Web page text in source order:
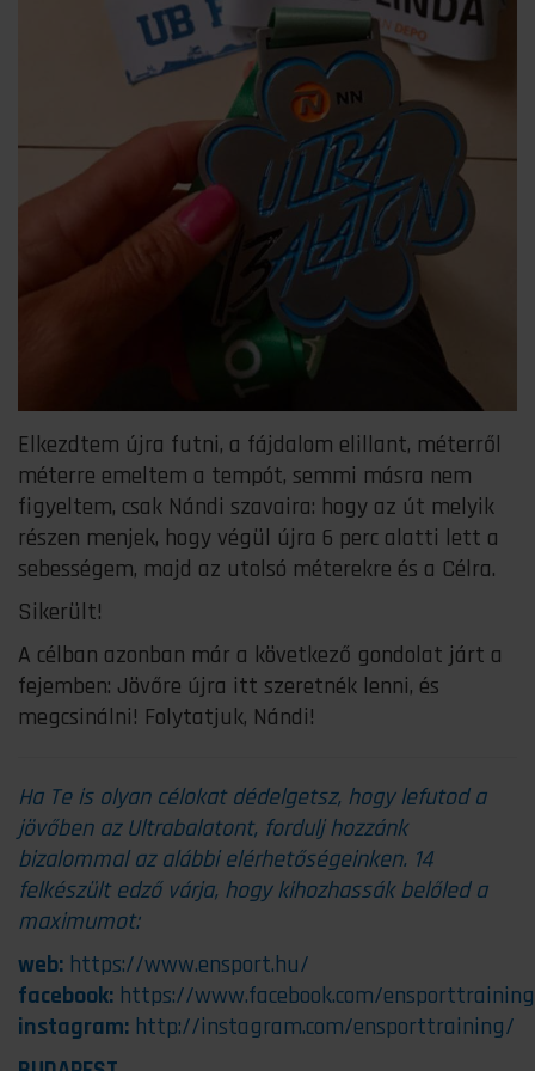
Elkezdtem újra futni, a fájdalom elillant, méterről
méterre emeltem a tempót, semmi másra nem
figyeltem, csak Nándi szavaira: hogy az út melyik
részen menjek, hogy végül újra 6 perc alatti lett a
sebességem, majd az utolsó méterekre és a Célra.
Sikerült!
A célban azonban már a következő gondolat járt a
fejemben: Jövőre újra itt szeretnék lenni, és
megcsinálni! Folytatjuk, Nándi!
Ha Te is olyan célokat dédelgetsz, hogy lefutod a
jövőben az Ultrabalatont, fordulj hozzánk
bizalommal az alábbi elérhetőségeinken. 14
felkészült edző várja, hogy kihozhassák belőled a
maximumot:
web: https://www.ensport.hu/
facebook: https://www.facebook.com/
instagram: http://instagram.com/ensporttraining/